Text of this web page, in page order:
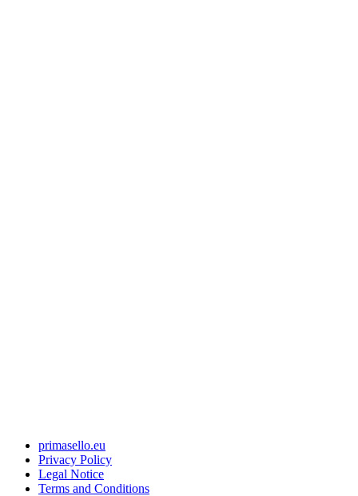
primasello.eu
Privacy Policy
Legal Notice
Terms and Conditions